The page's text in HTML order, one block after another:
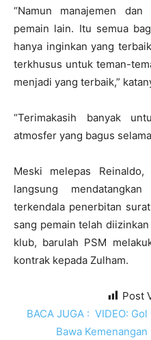
“Namun manajemen
pemain lain. Itu semua
hanya inginkan yang
terkhusus untuk teman-
menjadi yang terbaik,”
“Terimakasih banyak
atmosfer yang bagus
Meski melepas
langsung
terkendala penerbitan
sang pemain telah
klub, barulah PSM
kontrak kepada Zulham.
Post
BACA JUGA : VIDEO:
Bawa